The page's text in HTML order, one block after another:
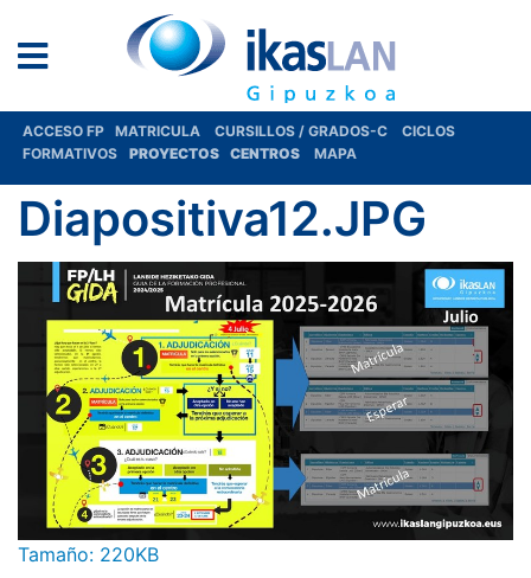
ACCESO FP MATRICULA CURSILLOS / GRADOS-C
CICLOS
FORMATIVOS
PROYECTOS CENTROS MAPA
Diapositiva12.JPG
Haga clic aquí para ver la imagen a tamaño completo…
Tamaño: 220KB